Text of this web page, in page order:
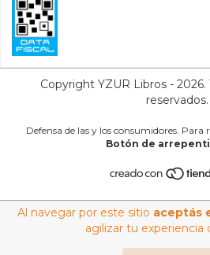
Al navegar por este sitio aceptás
agilizar tu experiencia
Copyright YZUR Libros -
reservados.
Defensa de las y los consumidores. Para
Botón de